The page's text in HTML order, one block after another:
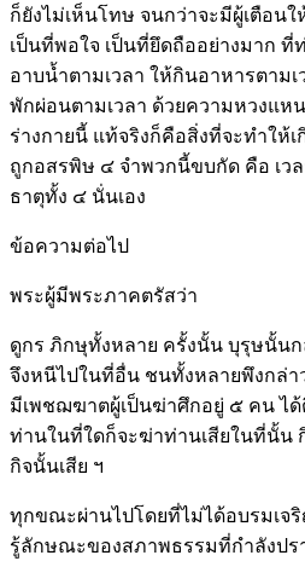
ก็ยังไม่เห็นโทษ จนกว่าจะมีผู้เตือนใ
เป็นที่พอใจ เป็นที่ยึดถืออย่างมาก ที่
อาบน้ำตามเวลา ให้กินอาหารตาม
พักผ่อนตามเวลา ด้วยความหวงแห
ร่างกายนี้ แท้จริงก็คือสิ่งที่จะทำให้
ถูกอสรพิษ ๔ จำพวกนี้ขบกัด คือ เวล
ธาตุทั้ง ๔ นั่นเอง
ข้อความต่อไป
พระผู้มีพระภาคตรัสว่า
ดูกร ภิกษุทั้งหลาย ครั้งนั้น บุรุษนั้น
จึงหนีไปในที่อื่น ชนทั้งหลายพึงกล่า
มีเพชฌฆาตผู้เป็นฆ่าศึกอยู่ ๕ คน ไ
ท่านในที่ใดก็จะฆ่าท่านเสียในที่นั้น
กิจนั้นเสีย ฯ
ทุกขณะผ่านไปโดยที่ไม่ได้อบรมเจ
รู้ลักษณะของสภาพธรรมที่กำลังปร